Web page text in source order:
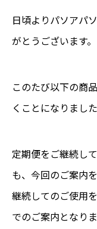
日頃よりパソアパ
がとうございます。
このたび以下の商
くことになりました
定期便をご継続し
も、今回のご案内
継続してのご使用
でのご案内となり